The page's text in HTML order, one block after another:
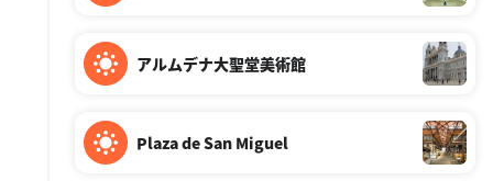
アルムデナ大聖堂美術館
Plaza de San Miguel